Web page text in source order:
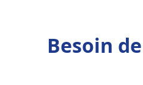
Besoin